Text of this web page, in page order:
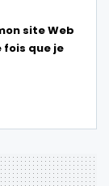
site Web
que je